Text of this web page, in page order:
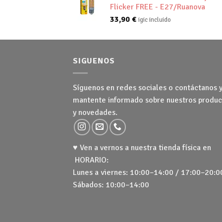
Flicker FREE - E27/Ruanova
33,90 € igic incluido
SIGUENOS
Síguenos en redes sociales o contáctanos y
mantente informado sobre nuestros
y novedades.
♥ Ven a vernos a nuestra tienda física en
HORARIO:
Lunes a viernes: 10:00–14:00 /
Sábados: 10:00–14:00